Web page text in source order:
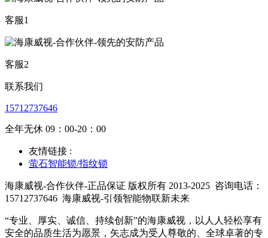
客服1
客服2
联系我们
15712737646
全年无休 09：00-20：00
友情链接 :
萤石智能锁/指纹锁
海康威视-合作伙伴-正品保证 版权所有 2013-2025 咨询电话：
15712737646 海康威视-引领智能物联新未来
“专业、厚实、诚信、持续创新”的海康威视，以人人轻松享有
安全的品质生活为愿景，矢志成为受人尊敬的、全球卓著的专